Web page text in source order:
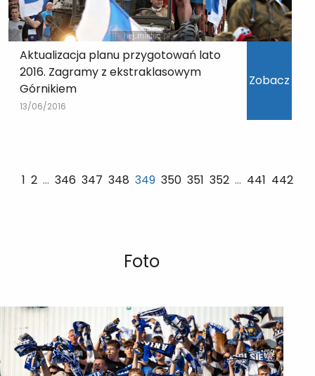
Aktualizacja planu przygotowań lato
2016. Zagramy z ekstraklasowym
Górnikiem
13/06/2016
Zobacz
1 2 … 346 347 348 349 350 351 352 … 441 442
Foto